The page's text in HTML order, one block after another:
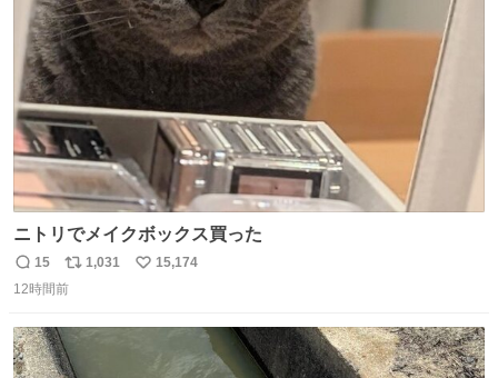
過去例↓
数
ニトリでメイクボックス買った
返
信
15
リ
ポ
ト
数
1,031
い
15,174
12時間前